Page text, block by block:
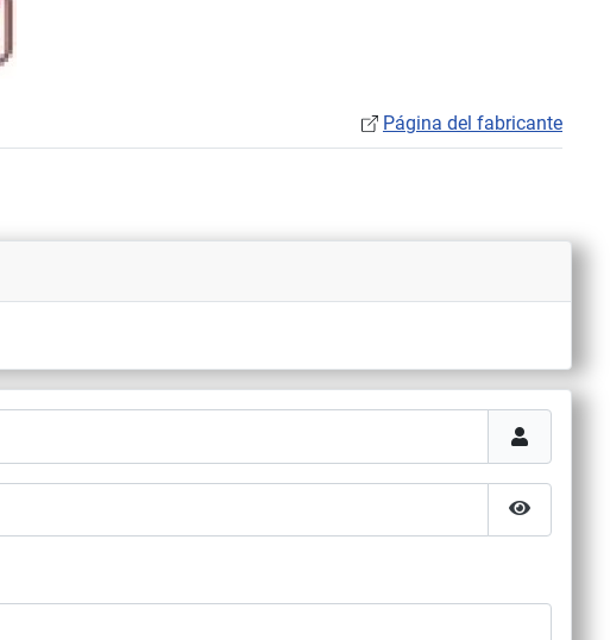
Mostrar
Página del fabricante